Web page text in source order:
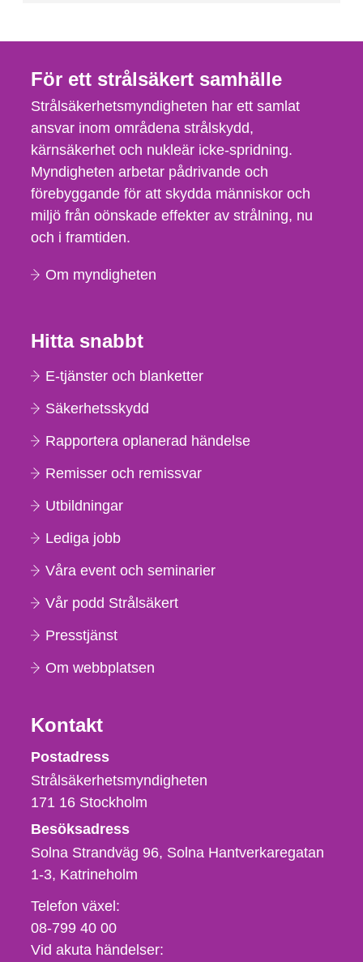
För ett strålsäkert samhälle
Strålsäkerhetsmyndigheten har ett samlat
ansvar inom områdena strålskydd,
kärnsäkerhet och nukleär icke-spridning.
Myndigheten arbetar pådrivande och
förebyggande för att skydda människor och
miljö från oönskade effekter av strålning, nu
och i framtiden.
Om myndigheten
Hitta snabbt
E-tjänster och blanketter
Säkerhetsskydd
Rapportera oplanerad händelse
Remisser och remissvar
Utbildningar
Lediga jobb
Våra event och seminarier
Vår podd Strålsäkert
Presstjänst
Om webbplatsen
Kontakt
Strålsäkerhetsmyndigheten
Postadress
Strålsäkerhetsmyndigheten
171 16 Stockholm
Besöksadress
Solna Strandväg 96, Solna Hantverkaregatan
1-3 Katrineholm
Telefon,
fax
och
Telefon växel:
08-799 40 00
Vid akuta händelser: